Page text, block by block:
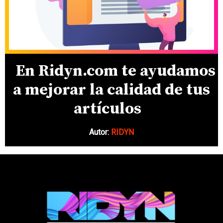
En Ridyn.com te ayudamos
a mejorar la calidad de tus
artículos
Autor: RIDYN